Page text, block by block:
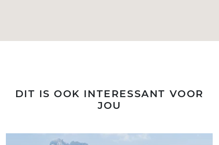
DIT IS OOK INTERESSANT VOOR
JOU